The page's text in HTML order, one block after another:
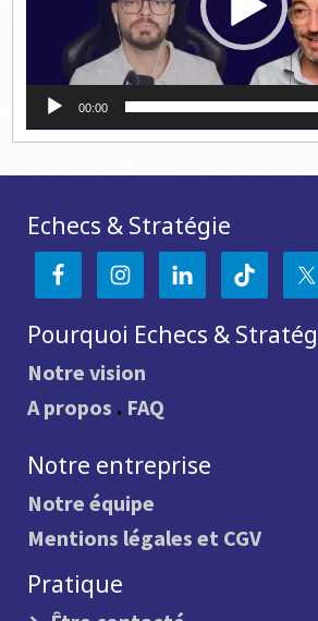
00:00
Echecs & Stratégie
Pourquoi Echecs &
Notre vision
A propos . FAQ
Notre entreprise
Notre équipe
Mentions légales et CGV
Pratique